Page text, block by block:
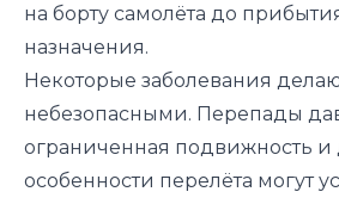
на борту самолёта до
назначения.
Некоторые заболевания
небезопасными. Перепады
ограниченная подвижность и
особенности перелёта могут